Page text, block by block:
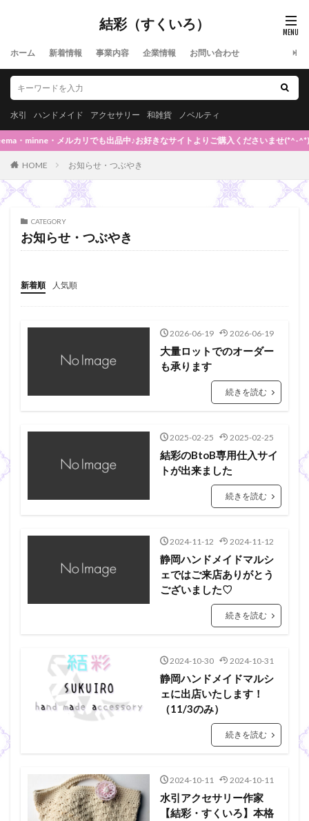
結彩（すくいろ）
ホーム 新着情報 事業内容 企業情報 お問い合わせ
水引 ハンドメイド アクセサリー 和雑貨 ノベルティ
・メルカリでも出品中♪お好きなサイトよりご購入くださいませ(*^-^*)◆
HOME お知らせ・つぶやき
CATEGORY
お知らせ・つぶやき
新着順 人気順
2026-06-19 2026-06-19
大量ロットでのオーダー
も承ります
続きを読む
2025-02-25 2025-02-25
結彩のBtoB専用仕入サイ
トが出来ました
続きを読む
2024-11-12 2024-11-12
静岡ハンドメイドマルシ
ェではご来店ありがとう
ございました♡
続きを読む
2024-10-30 2024-10-31
静岡ハンドメイドマルシ
ェに出店いたします！
（11/3のみ）
続きを読む
2024-10-11 2024-10-11
水引アクセサリー作家
【結彩・すくいろ】本格